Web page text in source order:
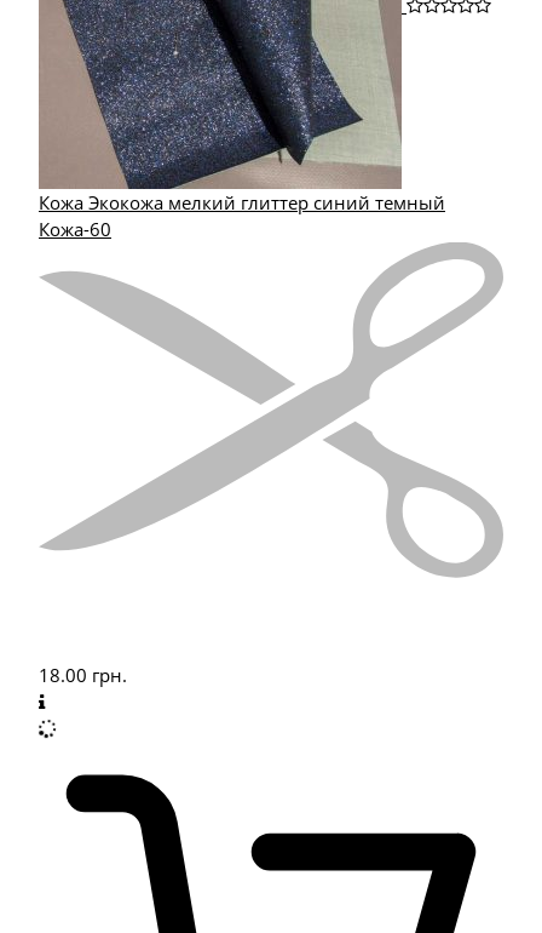
Кожа Экокожа мелкий глиттер синий темный
Кожа-60
18.00 грн.